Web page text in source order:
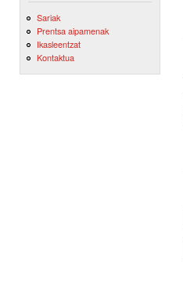
Sariak
Prentsa aipamenak
Ikasleentzat
Kontaktua